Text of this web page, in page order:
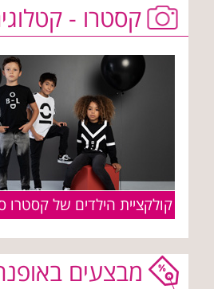
קסטרו -
מבצעים